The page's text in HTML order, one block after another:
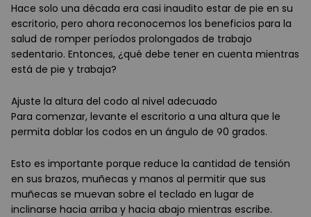
Hace solo una década era casi inaudito estar de pie en su
escritorio, pero ahora reconocemos los beneficios para la
salud de romper períodos prolongados de trabajo
sedentario. Entonces, ¿qué debe tener en cuenta mientras
está de pie y trabaja?
Ajuste la altura del codo al nivel adecuado
Para comenzar, levante el escritorio a una altura que le
permita doblar los codos en un ángulo de 90 grados.
Esto es importante porque reduce la cantidad de tensión
en sus brazos, muñecas y manos al permitir que sus
muñecas se muevan sobre el teclado en lugar de
inclinarse hacia arriba y hacia abajo mientras escribe.